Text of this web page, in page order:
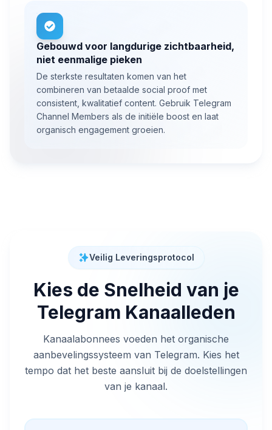
Gebouwd voor langdurige zichtbaarheid,
niet eenmalige pieken
De sterkste resultaten komen van het
combineren van betaalde social proof met
consistent, kwalitatief content. Gebruik Telegram
Channel Members als de initiële boost en laat
organisch engagement groeien.
Veilig Leveringsprotocol
Kies de Snelheid van je
Telegram Kanaalleden
Kanaalabonnees voeden het organische
aanbevelingssysteem van Telegram. Kies het
tempo dat het beste aansluit bij de doelstellingen
van je kanaal.